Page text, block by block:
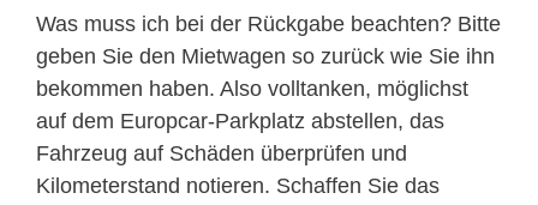
Was muss ich bei der Rückgabe beachten? Bitte
geben Sie den Mietwagen so zurück wie Sie ihn
bekommen haben. Also volltanken, möglichst
auf dem Europcar-Parkplatz abstellen, das
Fahrzeug auf Schäden überprüfen und
Kilometerstand notieren. Schaffen Sie das